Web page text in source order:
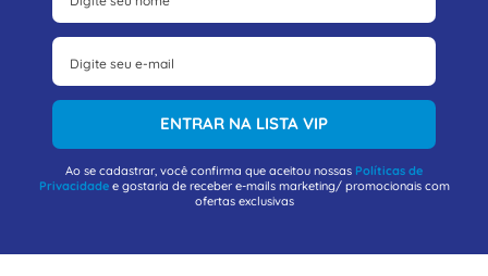
ENTRAR NA LISTA VIP
Ao se cadastrar, você confirma que aceitou nossas Políticas de
Privacidadee gostaria de receber e-mails marketing/ promocionais com
ofertas exclusivas